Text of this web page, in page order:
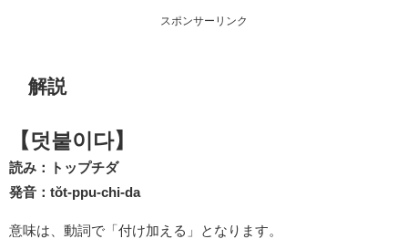
スポンサーリンク
解説
【덧붙이다】
読み：トップチダ
発音：tŏt-ppu-chi-da
意味は、動詞で「付け加える」となります。